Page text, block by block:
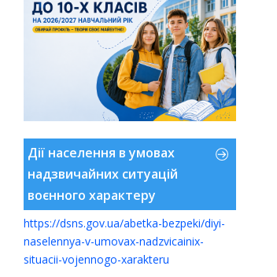
Дії населення в умовах
надзвичайних ситуацій
воєнного характеру
https://dsns.gov.ua/abetka-bezpeki/diyi-
naselennya-v-umovax-nadzvicainix-
situacii-vojennogo-xarakteru